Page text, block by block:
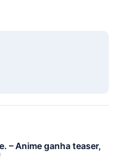
– Anime ganha teaser,